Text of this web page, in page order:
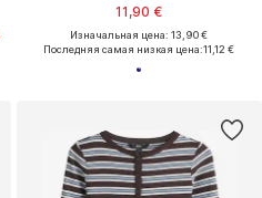
11,90 €
Изначальная цена: 13,90 €
Последняя самая низкая цена:11,12 €